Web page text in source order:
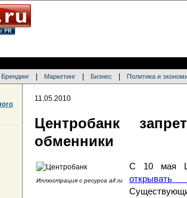
Брендинг Маркетинг Бизнес Политика и
11.05.2010
Центробанк
обменники
Иллюстрация с ресурса aif.ru
С 10 мая